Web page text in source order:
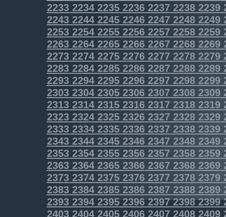
2233223422352236223722382239
2243224422452246224722482249
2253225422552256225722582259
22632264226522662267 22682269
2273227422752276227722782279
22832284228522862287 22882289
22932294229522962297 22982299
23032304230523062307 23082309
2313231423152316231723182319
23232324232523262327 23282329
23332334233523362337 23382339
23432344234523462347 23482349
23532354235523562357 23582359
23632364236523662367 23682369
23732374237523762377 23782379
23832384238523862387 23882389
2393239423952396239723982399
2403240424052406240724082409